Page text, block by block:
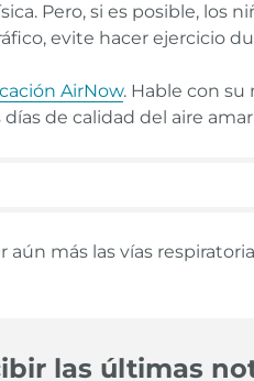
Pero, si es posible, los
evite hacer ejercicio
AirNow. Hable con su
de calidad del aire
más las vías
las últimas